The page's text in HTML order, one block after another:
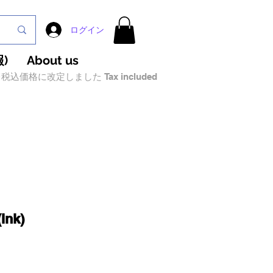
ログイン
) About us
込価格に改定しました Tax included